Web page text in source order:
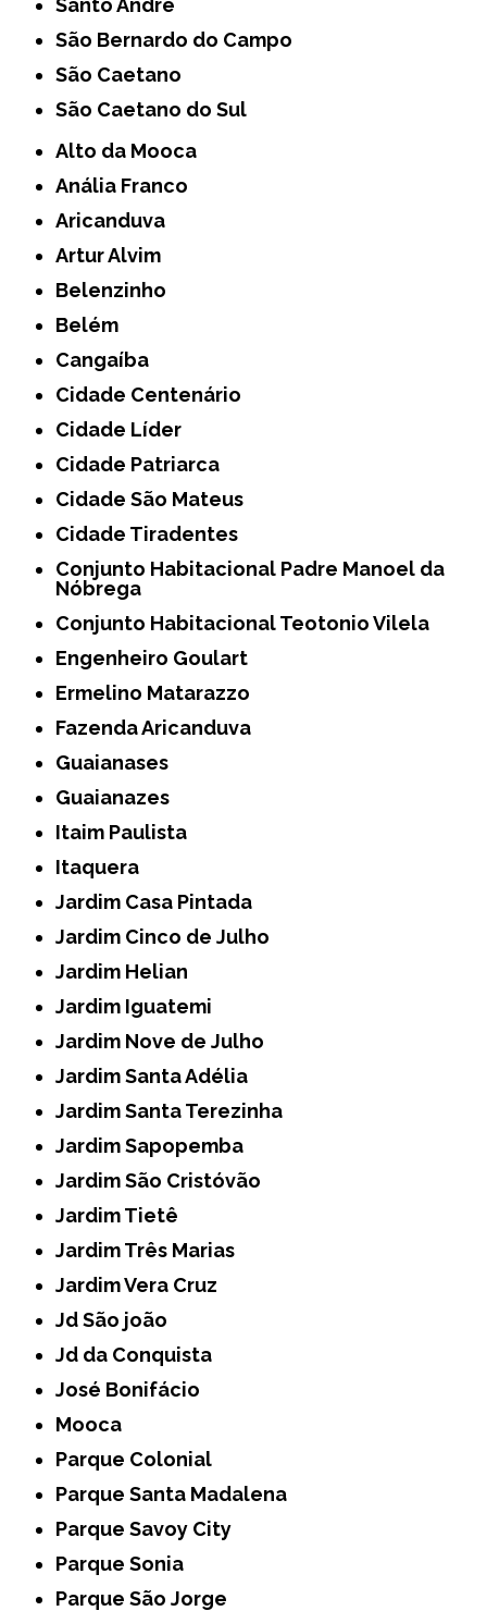
Santo André
São Bernardo do Campo
São Caetano
São Caetano do Sul
Alto da Mooca
Anália Franco
Aricanduva
Artur Alvim
Belenzinho
Belém
Cangaíba
Cidade Centenário
Cidade Líder
Cidade Patriarca
Cidade São Mateus
Cidade Tiradentes
Conjunto Habitacional Padre Manoel da
Nóbrega
Conjunto Habitacional Teotonio Vilela
Engenheiro Goulart
Ermelino Matarazzo
Fazenda Aricanduva
Guaianases
Guaianazes
Itaim Paulista
Itaquera
Jardim Casa Pintada
Jardim Cinco de Julho
Jardim Helian
Jardim Iguatemi
Jardim Nove de Julho
Jardim Santa Adélia
Jardim Santa Terezinha
Jardim Sapopemba
Jardim São Cristóvão
Jardim Tietê
Jardim Três Marias
Jardim Vera Cruz
Jd São joão
Jd da Conquista
José Bonifácio
Mooca
Parque Colonial
Parque Santa Madalena
Parque Savoy City
Parque Sonia
Parque São Jorge